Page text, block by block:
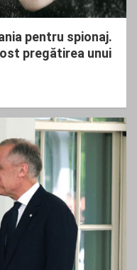
pentru spionaj.
pregătirea unui